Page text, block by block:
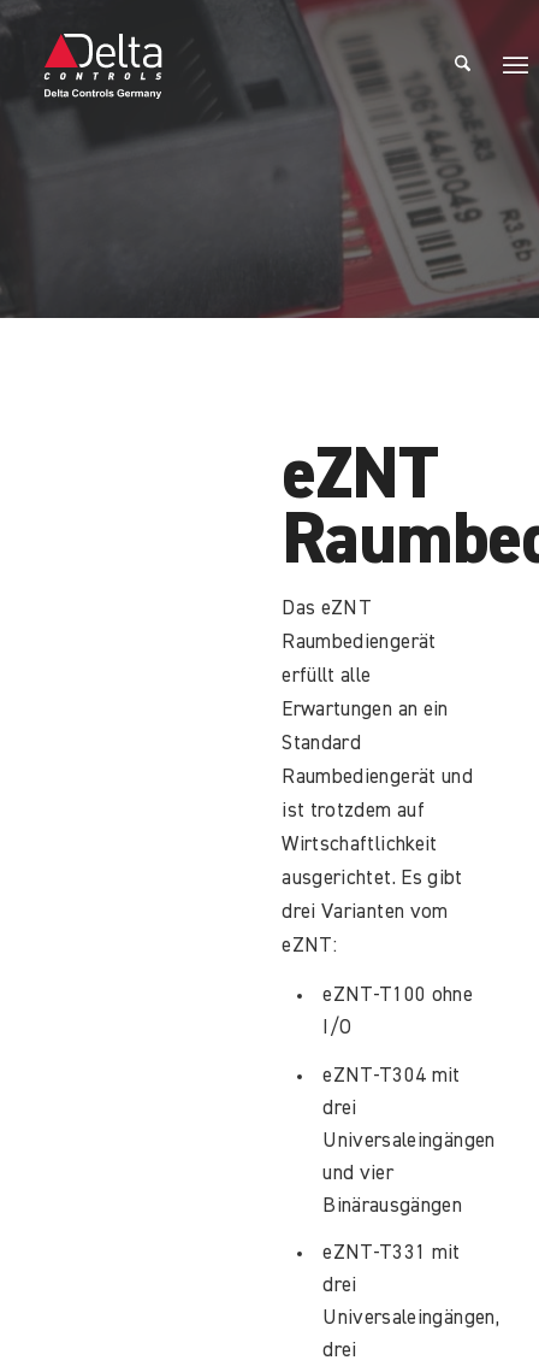
eZNT
Das eZNT
Raumbediengerät
erfüllt alle
Erwartungen an ein
Standard
Raumbediengerät und
ist trotzdem auf
Wirtschaftlichkeit
ausgerichtet. Es gibt
drei Varianten vom
eZNT:
eZNT-T100 ohne
I/O
eZNT-T304 mit
drei
Universaleingängen
und vier
Binärausgängen
eZNT-T331 mit
drei
Universaleingängen,
drei